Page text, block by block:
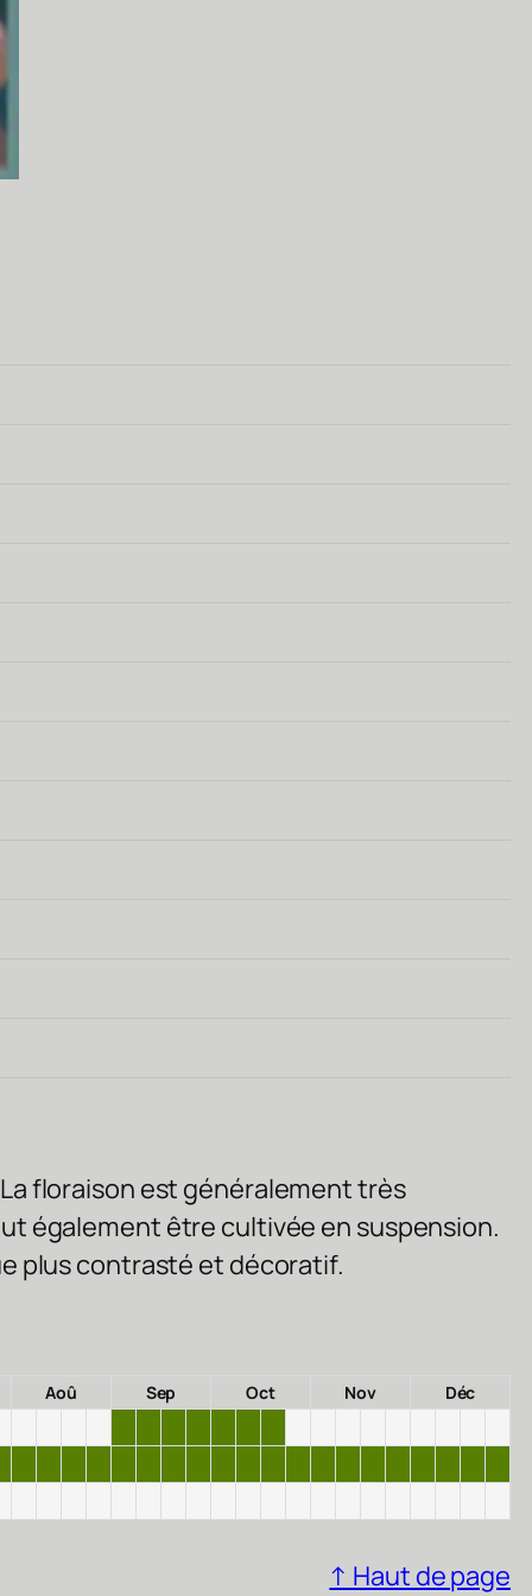
floraison est généralement très
également être cultivée en suspension.
plus contrasté et décoratif.
Aoû Sep Oct Nov Déc
↑ Haut de page